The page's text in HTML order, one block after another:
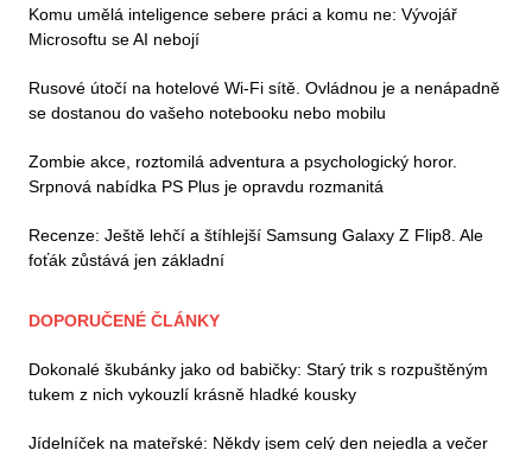
Komu umělá inteligence sebere práci a komu ne: Vývojář
Microsoftu se AI nebojí
Rusové útočí na hotelové Wi-Fi sítě. Ovládnou je a nenápadně
se dostanou do vašeho notebooku nebo mobilu
Zombie akce, roztomilá adventura a psychologický horor.
Srpnová nabídka PS Plus je opravdu rozmanitá
Recenze: Ještě lehčí a štíhlejší Samsung Galaxy Z Flip8. Ale
foťák zůstává jen základní
DOPORUČENÉ ČLÁNKY
Dokonalé škubánky jako od babičky: Starý trik s rozpuštěným
tukem z nich vykouzlí krásně hladké kousky
Jídelníček na mateřské: Někdy jsem celý den nejedla a večer